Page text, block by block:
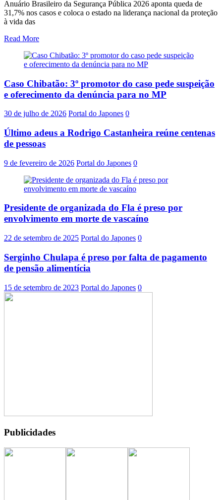
Anuário Brasileiro da Segurança Pública 2026 aponta queda de
31,7% nos casos e coloca o estado na liderança nacional da proteção
à vida das
Read More
Caso Chibatão: 3º promotor do caso pede suspeição
e oferecimento da denúncia para no MP
30 de julho de 2026 Portal do Japones 0
Último adeus a Rodrigo Castanheira reúne centenas
de pessoas
9 de fevereiro de 2026 Portal do Japones 0
Presidente de organizada do Fla é preso por
envolvimento em morte de vascaíno
22 de setembro de 2025 Portal do Japones 0
Serginho Chulapa é preso por falta de pagamento
de pensão alimentícia
15 de setembro de 2023 Portal do Japones 0
Publicidades